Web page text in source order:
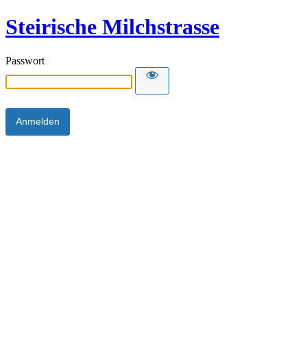
Steirische Milchstrasse
Passwort